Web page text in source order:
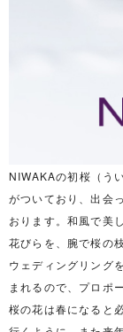
NIWAKAの初桜（う
がついており、出会
おります。和風で美
花びらを、腕で桜の
ウェディングリング
まれるので、プロポ
桜の花は春になると